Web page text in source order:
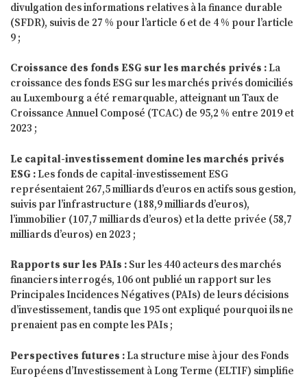
divulgation des informations relatives à la finance durable
(SFDR), suivis de 27 % pour l’article 6 et de 4 % pour l’article
9 ;
Croissance des fonds ESG sur les marchés privés :La
croissance des fonds ESG sur les marchés privés domiciliés
au Luxembourg a été remarquable, atteignant un Taux de
Croissance Annuel Composé (TCAC) de 95,2 % entre 2019 et
2023 ;
Le capital-investissement domine les marchés privés
ESG :Les fonds de capital-investissement ESG
représentaient 267,5 milliards d’euros en actifs sous gestion,
suivis par l’infrastructure (188,9 milliards d’euros),
l’immobilier (107,7 milliards d’euros) et la dette privée (58,7
milliards d’euros) en 2023 ;
Rapports sur les PAIs : Sur les 440 acteurs des marchés
financiers interrogés, 106 ont publié un rapport sur les
Principales Incidences Négatives (PAIs) de leurs décisions
d’investissement, tandis que 195 ont expliqué pourquoi ils ne
prenaient pas en compte les PAIs ;
Perspectives futures :La structure mise à jour des Fonds
Européens d’Investissement à Long Terme (ELTIF) simplifie